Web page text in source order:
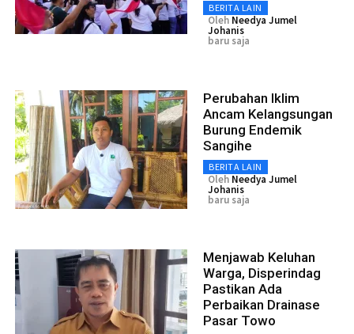
BERITA LAIN
Oleh Needya Jumel
Johanis
baru saja
Perubahan Iklim
Ancam Kelangsungan
Burung Endemik
Sangihe
BERITA LAIN
Oleh Needya Jumel
Johanis
baru saja
Menjawab Keluhan
Warga, Disperindag
Pastikan Ada
Perbaikan Drainase
Pasar Towo